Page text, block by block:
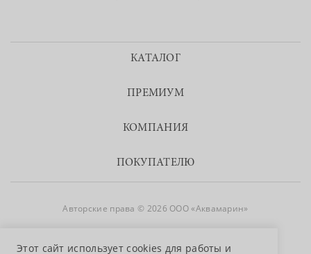
Этот сайт использует cookies для работы и
КАТАЛОГ
ПРЕМИУМ
КОМПАНИЯ
ПОКУПАТЕЛЮ
Авторские права © 2026 ООО «Аквамарин»